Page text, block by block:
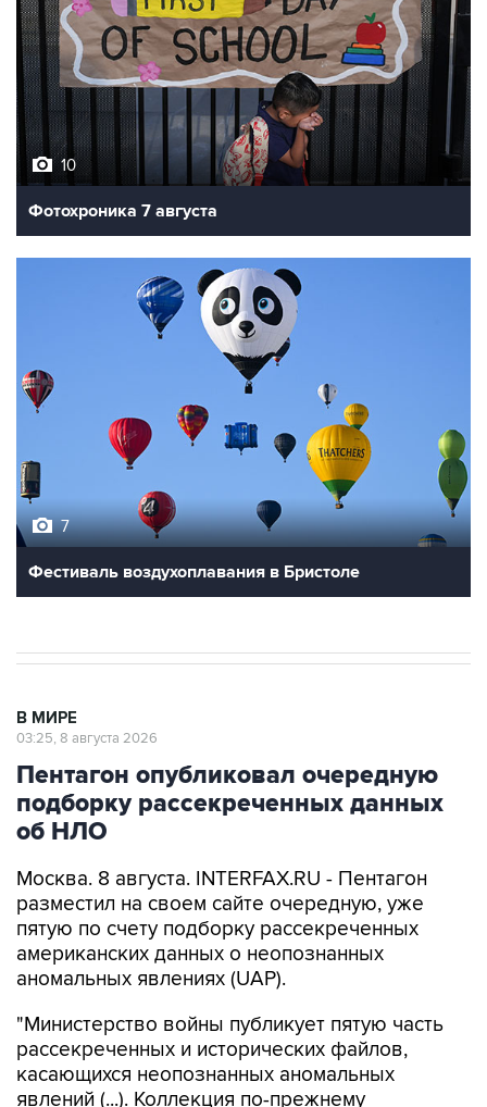
10
Фотохроника 7 августа
7
Фестиваль воздухоплавания в Бристоле
В МИРЕ
03:25, 8 августа 2026
Пентагон опубликовал очередную
подборку рассекреченных данных
об НЛО
Москва. 8 августа. INTERFAX.RU - Пентагон
разместил на своем сайте очередную, уже
пятую по счету подборку рассекреченных
американских данных о неопознанных
аномальных явлениях (UAP).
"Министерство войны публикует пятую часть
рассекреченных и исторических файлов,
касающихся неопознанных аномальных
явлений (...). Коллекция по-прежнему